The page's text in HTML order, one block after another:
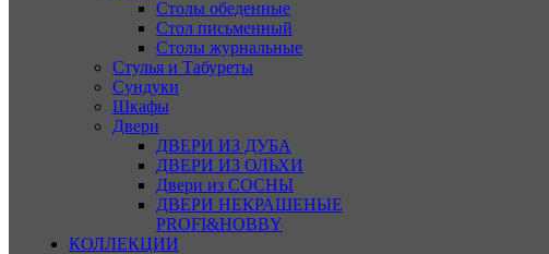
Столы обеденные
Стол письменный
Столы журнальные
Стулья и Табуреты
Сундуки
Шкафы
Двери
ДВЕРИ ИЗ ДУБА
ДВЕРИ ИЗ ОЛЬХИ
Двери из СОСНЫ
ДВЕРИ НЕКРАШЕНЫЕ
PROFI&HOBBY
КОЛЛЕКЦИИ